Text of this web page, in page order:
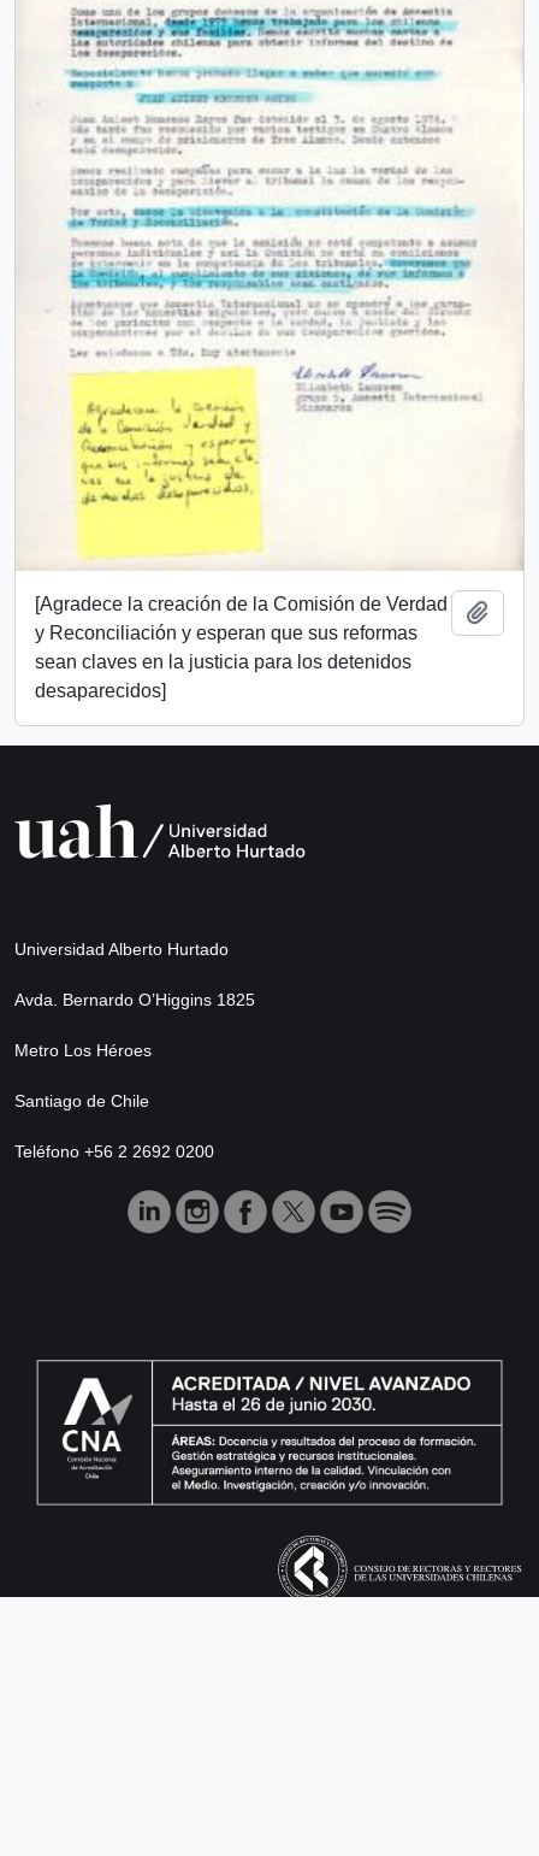
[Agradece la creación de la Comisión de Verdad
y Reconciliación y esperan que sus reformas
sean claves en la justicia para los detenidos
desaparecidos]
Universidad Alberto Hurtado
Avda. Bernardo O’Higgins 1825
Metro Los Héroes
Santiago de Chile
Teléfono +56 2 2692 0200